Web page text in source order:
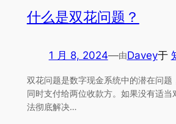
什么是双花问题？
1 月 8, 2024—由Davey于
双花问题是数字现金系统中的潜在问题
同时支付给两位收款方。如果没有适当
法彻底解决…